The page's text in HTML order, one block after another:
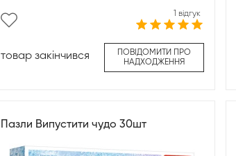
1 відгук
товар закінчився
ПОВІДОМИТИ ПРО
НАДХОДЖЕННЯ
Пазли Випустити чудо 30шт